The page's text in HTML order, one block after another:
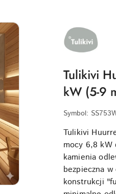
TULIKIVI
LOGO
Tulikivi
kW (5-9
Symbol:
Tulikivi
mocy 6,8 kW
kamienia
bezpieczna
konstrukcji